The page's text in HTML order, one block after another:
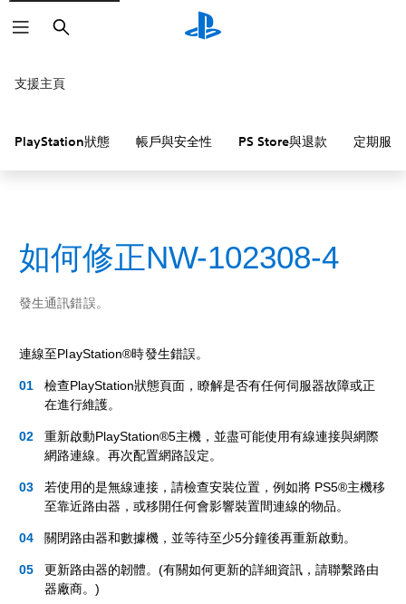
搜
尋
支援主頁
PlayStation狀態 帳戶與安全性 PS Store與退款 定期服務
如何修正NW-102308-4
發生通訊錯誤。
連線至PlayStation®時發生錯誤。
檢查PlayStation狀態頁面，瞭解是否有任何伺服器故障或正
在進行維護。
重新啟動PlayStation®5主機，並盡可能使用有線連接與網際
網路連線。再次配置網路設定。
若使用的是無線連接，請檢查安裝位置，例如將 PS5®主機移
至靠近路由器，或移開任何會影響裝置間連線的物品。
關閉路由器和數據機，並等待至少5分鐘後再重新啟動。
更新路由器的韌體。(有關如何更新的詳細資訊，請聯繫路由
器廠商。)